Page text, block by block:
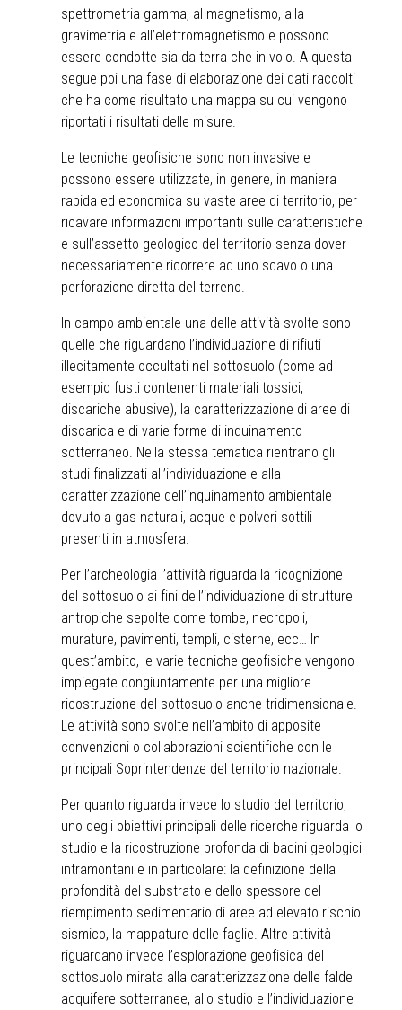
spettrometria gamma, al magnetismo, alla
gravimetria e all’elettromagnetismo e possono
essere condotte sia da terra che in volo. A questa
segue poi una fase di elaborazione dei dati raccolti
che ha come risultato una mappa su cui vengono
riportati i risultati delle misure.
Le tecniche geofisiche sono non invasive e
possono essere utilizzate, in genere, in maniera
rapida ed economica su vaste aree di territorio, per
ricavare informazioni importanti sulle caratteristiche
e sull’assetto geologico del territorio senza dover
necessariamente ricorrere ad uno scavo o una
perforazione diretta del terreno.
In campo ambientale una delle attività svolte sono
quelle che riguardano l’individuazione di rifiuti
illecitamente occultati nel sottosuolo (come ad
esempio fusti contenenti materiali tossici,
discariche abusive), la caratterizzazione di aree di
discarica e di varie forme di inquinamento
sotterraneo. Nella stessa tematica rientrano gli
studi finalizzati all’individuazione e alla
caratterizzazione dell’inquinamento ambientale
dovuto a gas naturali, acque e polveri sottili
presenti in atmosfera.
Per l’archeologia l’attività riguarda la ricognizione
del sottosuolo ai fini dell’individuazione di strutture
antropiche sepolte come tombe, necropoli,
murature, pavimenti, templi, cisterne, ecc… In
quest’ambito, le varie tecniche geofisiche vengono
impiegate congiuntamente per una migliore
ricostruzione del sottosuolo anche tridimensionale.
Le attività sono svolte nell’ambito di apposite
convenzioni o collaborazioni scientifiche con le
principali Soprintendenze del territorio nazionale.
Per quanto riguarda invece lo studio del territorio,
uno degli obiettivi principali delle ricerche riguarda lo
studio e la ricostruzione profonda di bacini geologici
intramontani e in particolare: la definizione della
profondità del substrato e dello spessore del
riempimento sedimentario di aree ad elevato rischio
sismico, la mappature delle faglie. Altre attività
riguardano invece l’esplorazione geofisica del
sottosuolo mirata alla caratterizzazione delle falde
acquifere sotterranee, allo studio e l’individuazione